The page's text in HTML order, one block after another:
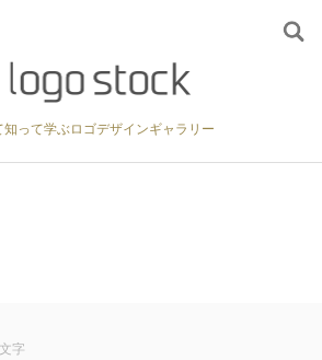
variable $canonical_url in
public_html/wp/wp-
header.php on line
知って学ぶロゴデザインギャラリー
字